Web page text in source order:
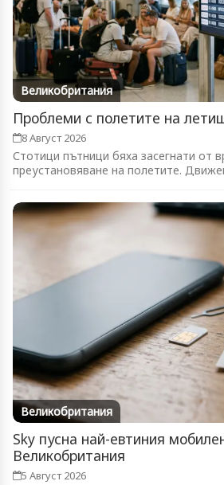
Великобритания
Проблеми с полетите на
8 Август 2026
Стотици пътници бяха засегнати от
преустановяване на полетите.
Великобритания
Sky пусна най-евтиния
Великобритания
5 Август 2026